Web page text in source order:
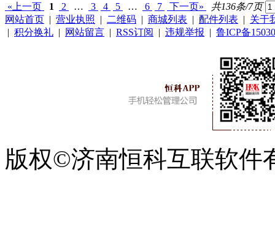
«上一页 1 2 … 3 4 5 … 6 7 下一页»
共136条/7页
网站首页 | 营业执照 | 二维码 | 商城列表 | 配件列表 | 关于
| 积分换礼 | 网站留言 | RSS订阅 | 违规举报 | 鲁ICP备
版权©济南恒科互联软件